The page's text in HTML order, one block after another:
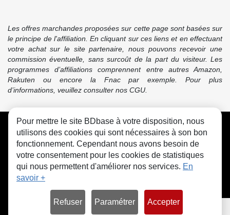
Les offres marchandes proposées sur cette page sont basées sur
le principe de l'affiliation. En cliquant sur ces liens et en effectuant
votre achat sur le site partenaire, nous pouvons recevoir une
commission éventuelle, sans surcoût de la part du visiteur. Les
programmes d’affiliations comprennent entre autres Amazon,
Rakuten ou encore la Fnac par exemple. Pour plus
d’informations, veuillez consulter nos CGU.
CGU FAQ Contact Cookies
Pour mettre le site BDbase à votre disposition, nous
utilisons des cookies qui sont nécessaires à son bon
fonctionnement. Cependant nous avons besoin de
votre consentement pour les cookies de statistiques
qui nous permettent d'améliorer nos services. En
savoir +
Refuser Paramétrer Accepter